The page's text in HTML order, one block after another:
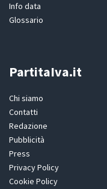
Info data
Glossario
PartitaIva.it
Chi siamo
Contatti
Redazione
Pubblicità
Press
Privacy Policy
Cookie Policy